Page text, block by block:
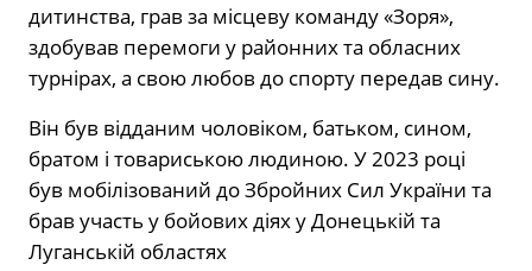
дитинства, грав за місцеву команду «Зоря»,
здобував перемоги у районних та обласних
турнірах, а свою любов до спорту передав сину.
Він був відданим чоловіком, батьком, сином,
братом і товариською людиною. У 2023 році
був мобілізований до Збройних Сил України та
брав участь у бойових діях у Донецькій та
Луганській областях